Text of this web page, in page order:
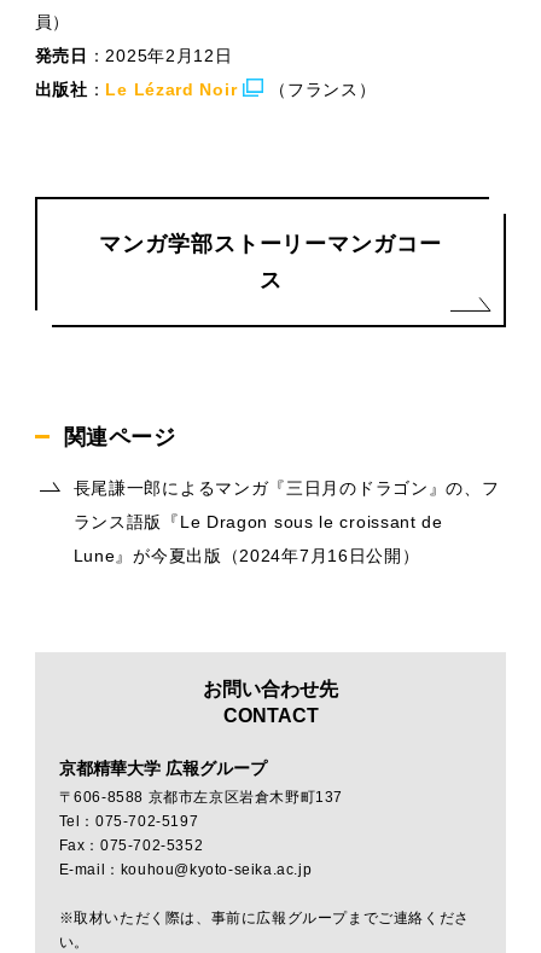
員）
発売日
：2025年2月12日
出版社 ： Le Lézard Noir （フランス）
マンガ学部ストーリーマンガコー
ス
関連ページ
長尾謙一郎によるマンガ『三日月のドラゴン』の、フ
ランス語版『Le Dragon sous le croissant de
Lune』が今夏出版（2024年7月16日公開）
お問い合わせ先
CONTACT
京都精華大学 広報グループ
〒606-8588 京都市左京区岩倉木野町137
Tel：075-702-5197
Fax：075-702-5352
E-mail：kouhou@kyoto-seika.ac.jp
※取材いただく際は、事前に広報グループまでご連絡くださ
い。